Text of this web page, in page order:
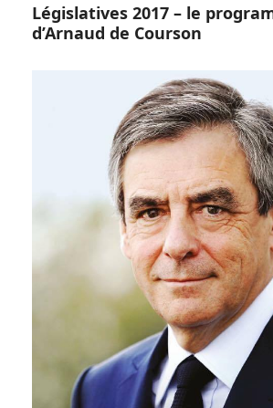
Législatives 2017 – le
d’Arnaud de Courson